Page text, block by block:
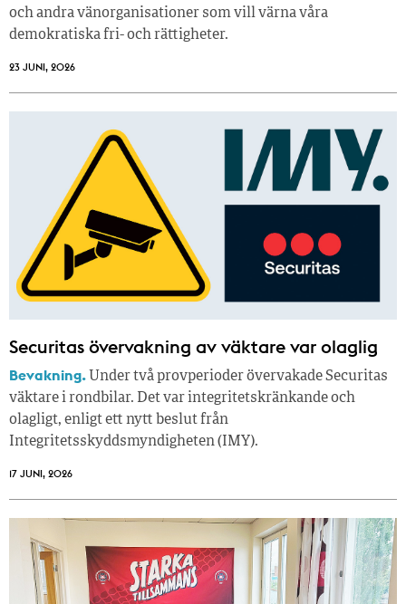
och andra vänorganisationer som vill värna våra
demokratiska fri- och rättigheter.
23 JUNI, 2026
Securitas övervakning av väktare var olaglig
Bevakning. Under två provperioder övervakade Securitas
väktare i rondbilar. Det var integritetskränkande och
olagligt, enligt ett nytt beslut från
Integritetsskyddsmyndigheten (IMY).
17 JUNI, 2026